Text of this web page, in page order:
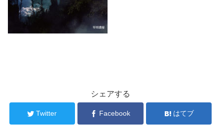
シェアする
Twitter Facebook はてブ